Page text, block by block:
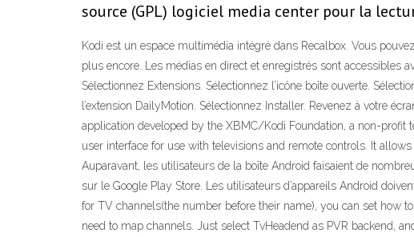
source (GPL) logiciel media center pour la
Kodi est un espace multimédia intégré dans Recalbox. Vous
plus encore. Les médias en direct et enregistrés sont accessibles
Sélectionnez Extensions. Sélectionnez l’icône boîte ouverte.
l’extension DailyMotion. Sélectionnez Installer. Revenez à votre
application developed by the XBMC/Kodi Foundation, a non-
user interface for use with televisions and remote controls. It
Auparavant, les utilisateurs de la boîte Android faisaient de
sur le Google Play Store. Les utilisateurs d’appareils Android
for TV channels(the number before their name), you can set how
need to map channels. Just select TvHeadend as PVR backend,